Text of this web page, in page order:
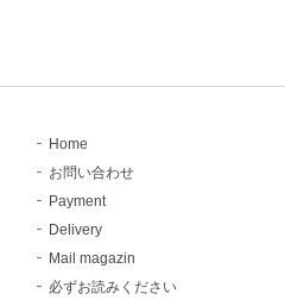
Home
お問い合わせ
Payment
Delivery
Mail magazin
必ずお読みください